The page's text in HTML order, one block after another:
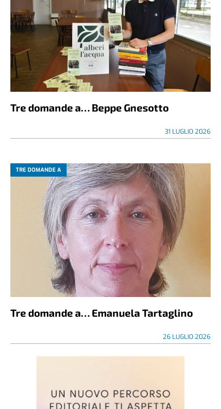
Tre domande a… Beppe Gnesotto
31 LUGLIO 2026
TRE DOMANDE A
Tre domande a… Emanuela Tartaglino
26 LUGLIO 2026